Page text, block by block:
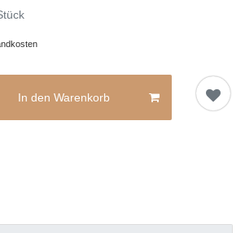
In den Warenkorb